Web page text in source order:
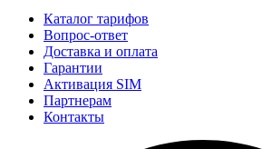
Каталог тарифов
Вопрос-ответ
Доставка и оплата
Гарантии
Активация SIM
Партнерам
Контакты